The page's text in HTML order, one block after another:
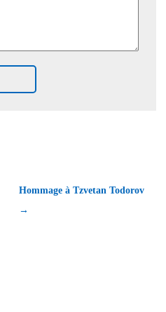
Hommage à Tzvetan Todorov
→